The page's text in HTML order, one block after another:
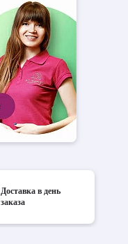
Доставка в день
заказа